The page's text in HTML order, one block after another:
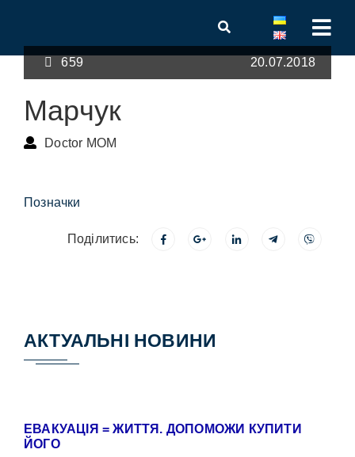
659 20.07.2018
Марчук
Doctor MOM
Позначки
Поділитись:
АКТУАЛЬНІ НОВИНИ
ЕВАКУАЦІЯ = ЖИТТЯ. ДОПОМОЖИ КУПИТИ
ЙОГО